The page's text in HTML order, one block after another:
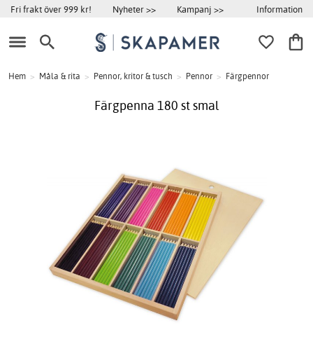
Fri frakt över 999 kr! Nyheter >> Kampanj >> Information
Hem > Måla & rita > Pennor, kritor & tusch > Pennor > Färgpennor
Färgpenna 180 st smal